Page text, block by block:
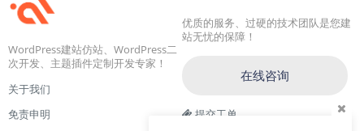
WordPress建站仿站、WordPress二
次开发、主题插件定制开发专家！
关于我们
免责申明
优质的服务、过硬的技术团队是您建
站无忧的保障！
在线咨询
提交工单